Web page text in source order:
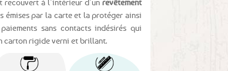
à l’intérieur d’unrevêtement
émises par la carte et la protéger ainsi
sans contacts indésirés qui
carton rigide verni et brillant.